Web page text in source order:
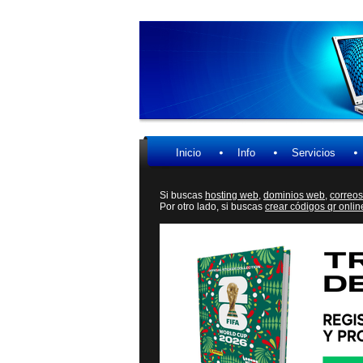
Inicio Info Servicios
Si buscas hosting web, dominios web,
Por otro lado, si buscas crear códigos qr